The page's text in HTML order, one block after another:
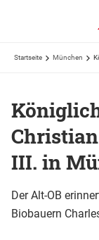
Startseite München
III. in
Der Alt-OB
Biobauern